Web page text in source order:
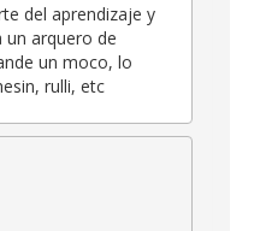
del aprendizaje y
un arquero de
un moco, lo
rulli, etc